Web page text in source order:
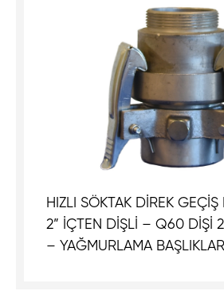
HIZLI SÖKTAK DİREK
2” İÇTEN DİŞLİ – Q60 DİŞİ
– YAĞMURLAMA